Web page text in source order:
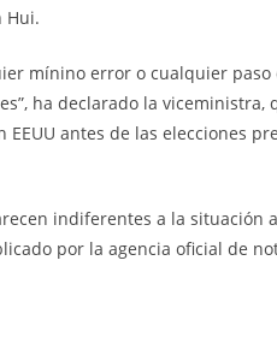
Hui.
mínino error o cualquier paso
ha declarado la viceministra,
antes de las elecciones
indiferentes a la situación
por la agencia oficial de